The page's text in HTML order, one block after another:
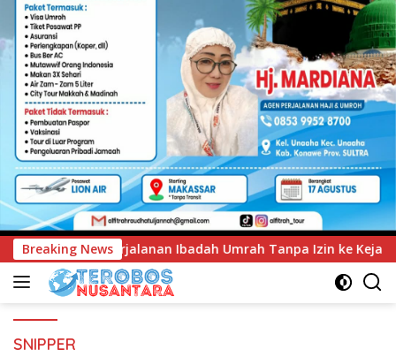
Breaking News
Umrah Tanpa Izin ke Kejaksaan UNIMEN
SNIPPER